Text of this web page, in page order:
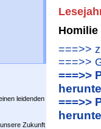
leidenden
Zukunft
Homilie
===>>
===>>
===>>
===>>